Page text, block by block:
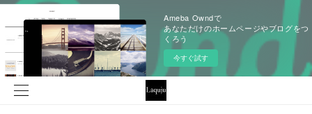
Ameba Owndで
あなただけのホームページやブログをつ
くろう
今すぐ試す